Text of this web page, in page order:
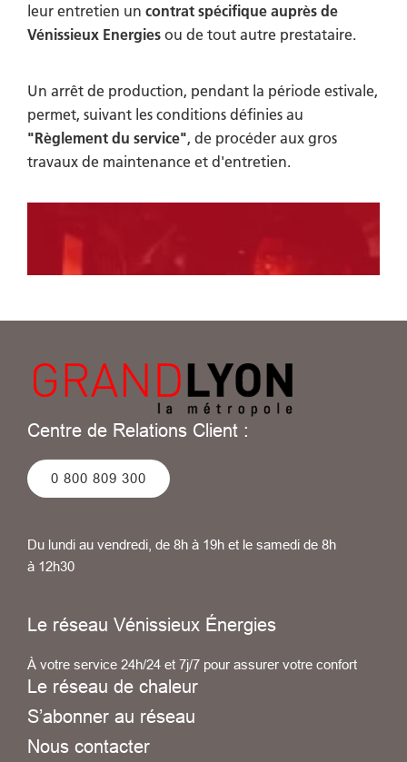
leur entretien un contrat spécifique auprès de
Vénissieux Energies ou de tout autre prestataire.
Un arrêt de production, pendant la période estivale,
permet, suivant les conditions définies au
"Règlement du service", de procéder aux gros
travaux de maintenance et d'entretien.
Centre de Relations Client :
0 800 809 300
Du lundi au vendredi, de 8h à 19h et le samedi de 8h
à 12h30
Le réseau Vénissieux Énergies
À votre service 24h/24 et 7j/7 pour assurer votre confort
Le réseau de chaleur
S’abonner au réseau
Nous contacter